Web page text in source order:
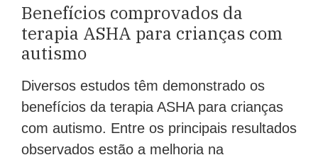
Benefícios comprovados da
terapia ASHA para crianças com
autismo
Diversos estudos têm demonstrado os
benefícios da terapia ASHA para crianças
com autismo. Entre os principais resultados
observados estão a melhoria na